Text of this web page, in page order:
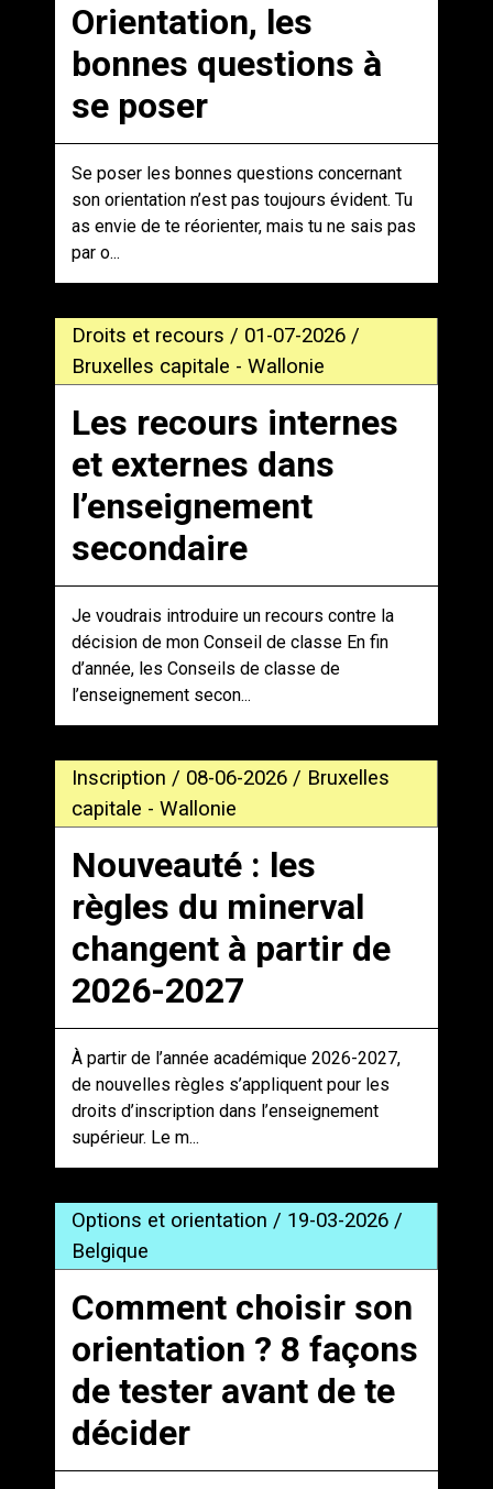
Orientation, les
bonnes questions à
se poser
Se poser les bonnes questions concernant
son orientation n’est pas toujours évident. Tu
as envie de te réorienter, mais tu ne sais pas
par o...
Droits et recours / 01-07-2026 /
Bruxelles capitale - Wallonie
Les recours internes
et externes dans
l’enseignement
secondaire
Je voudrais introduire un recours contre la
décision de mon Conseil de classe En fin
d’année, les Conseils de classe de
l’enseignement secon...
Inscription / 08-06-2026 / Bruxelles
capitale - Wallonie
Nouveauté : les
règles du minerval
changent à partir de
2026-2027
À partir de l’année académique 2026-2027,
de nouvelles règles s’appliquent pour les
droits d’inscription dans l’enseignement
supérieur. Le m...
Options et orientation / 19-03-2026 /
Belgique
Comment choisir son
orientation ? 8 façons
de tester avant de te
décider